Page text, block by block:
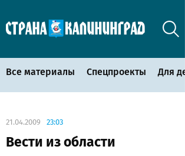
Все материалы Спецпроекты Для
21.04.2009 23:03
Вести из области